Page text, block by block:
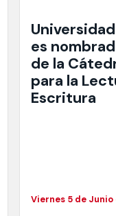
es
de la
para la
Escritura
Viernes 5 de Junio